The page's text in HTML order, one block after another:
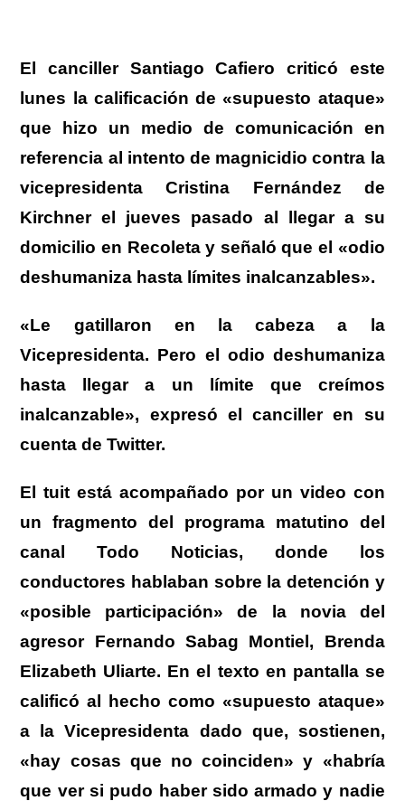
El canciller Santiago Cafiero criticó este
lunes la calificación de «supuesto ataque»
que hizo un medio de comunicación en
referencia al intento de magnicidio contra la
vicepresidenta Cristina Fernández de
Kirchner el jueves pasado al llegar a su
domicilio en Recoleta y señaló que el «odio
deshumaniza hasta límites inalcanzables».
«Le gatillaron en la cabeza a la
Vicepresidenta. Pero el odio deshumaniza
hasta llegar a un límite que creímos
inalcanzable», expresó el canciller en su
cuenta de Twitter.
El tuit está acompañado por un video con
un fragmento del programa matutino del
canal Todo Noticias, donde los
conductores hablaban sobre la detención y
«posible participación» de la novia del
agresor Fernando Sabag Montiel, Brenda
Elizabeth Uliarte. En el texto en pantalla se
calificó al hecho como «supuesto ataque»
a la Vicepresidenta dado que, sostienen,
«hay cosas que no coinciden» y «habría
que ver si pudo haber sido armado y nadie